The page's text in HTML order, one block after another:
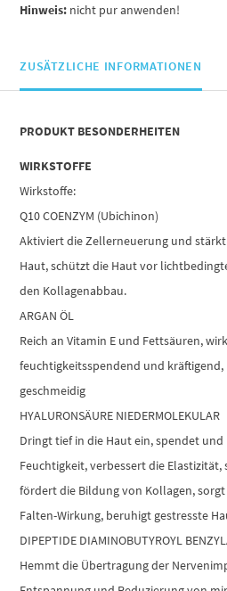
Hinweis: nicht pur anwenden!
ZUSÄTZLICHE INFORMATIONEN
PRODUKT BESONDERHEITEN
WIRKSTOFFE
Wirkstoffe:
Q10 COENZYM (Ubichinon)
Aktiviert die Zellerneuerung und
Haut, schützt die Haut vor
den Kollagenabbau.
ARGAN ÖL
Reich an Vitamin E und Fettsäuren,
feuchtigkeitsspendend und
geschmeidig
HYALURONSÄURE NIEDERMOLEKULAR
Dringt tief in die Haut ein, spendet
Feuchtigkeit, verbessert die
fördert die Bildung von Kollagen,
Falten-Wirkung, beruhigt gestresste
DIPEPTIDE DIAMINOBUTYROYL
Hemmt die Übertragung der